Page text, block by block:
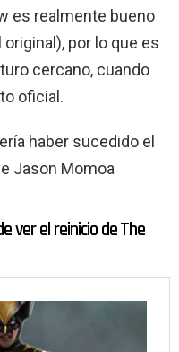
es realmente bueno
por lo que es
cercano, cuando
oficial.
haber sucedido el
Jason Momoa
ver el reinicio de The